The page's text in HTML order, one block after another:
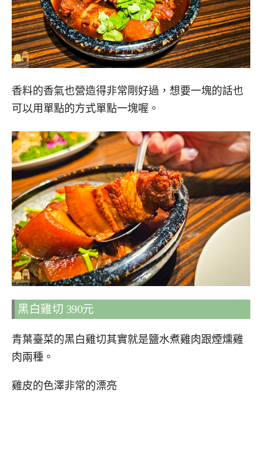
香料的香氣也營造得非常剛好過，想要一塊的話也
可以用單點的方式單點一塊喔。
黑白雞切 390元
青葉臺菜的黑白雞切其實就是鹽水煮雞肉跟煙燻雞
肉兩種。
雞皮的色澤非常的漂亮